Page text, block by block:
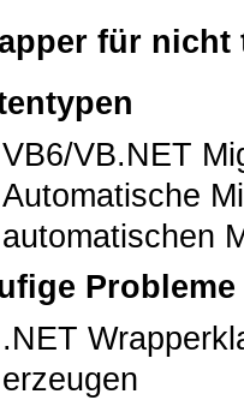
für
VB6/VB.NET
Automatische
automatischen
Probleme
.NET
erzeugen